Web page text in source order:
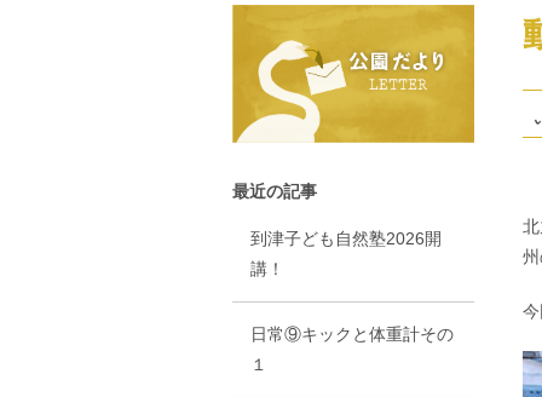
最近の記事
到津子ども自然塾2026開
講！
日常⑨キックと体重計その
１